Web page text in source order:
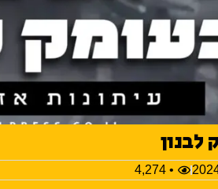
לבנון
• 4,274